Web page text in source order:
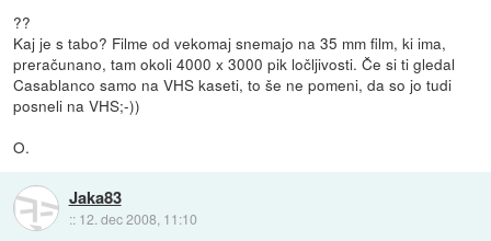
??
Kaj je s tabo? Filme od vekomaj snemajo na 35 mm film, ki ima,
preračunano, tam okoli 4000 x 3000 pik ločljivosti. Če si ti gledal
Casablanco samo na VHS kaseti, to še ne pomeni, da so jo tudi
posneli na VHS;-))
O.
Jaka83
:: 12. dec 2008, 11:10